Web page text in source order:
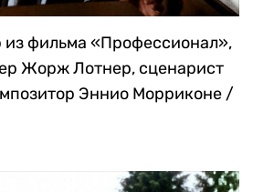
из фильма «Профессионал»,
Жорж Лотнер, сценарист
Эннио Морриконе /